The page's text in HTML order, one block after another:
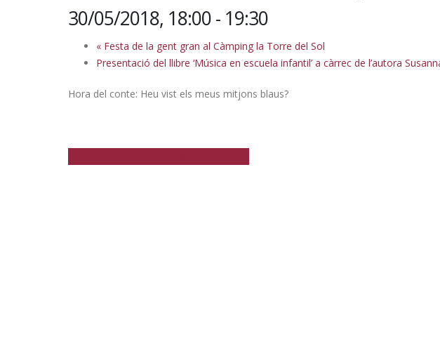
30/05/2018, 18:00- 19:30
« Festa de la gent gran al Càmping la Torre del Sol
Presentació del llibre ‘Música en escuela infantil’ a càrrec de l’autora
Hora del conte: Heu vist els meus mitjons blaus?